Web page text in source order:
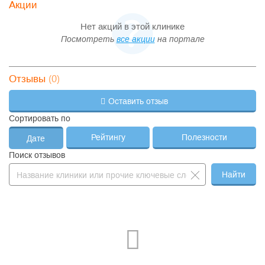
Акции
Нет акций в этой клинике
Посмотреть все акциина портале
Отзывы (0)
Оставить отзыв
Сортировать по
Дате Рейтингу
Полезности
Поиск отзывов
Найти